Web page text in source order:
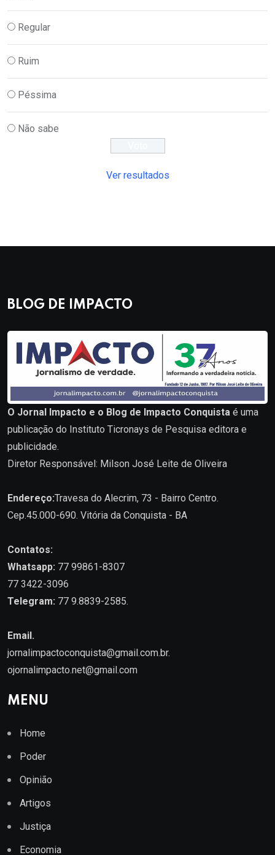
Regular
Ruim
Péssima
Não sabe
Ver resultados
BLOG DE IMPACTO
O Jornal Impacto e o Blog de Impacto Conquista é uma
publicação do Instituto Ticronays de Pesquisa editora e
publicidade.
Diretor Responsável: Milson José Leite de Oliveira
Endereço:Travesa do Alecrim, 73 - Bairro Centro.
Cep.45.000-690. Vitória da Conquista - BA
Contatos:
Whatsapp: 77 99861-8307
77 3422-3096
Telegram: 77 9.8839-2585.
Email.
jornalimpactoconquista@gmail.com.br.
ojornalimpacto.net@gmail.com
MENU
Home
Poder
Opinião
Artigos
Justiça
Economia